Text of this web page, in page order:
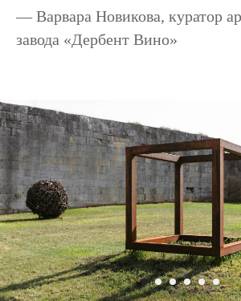
— Варвара Новикова, куратор
завода «Дербент Вино»